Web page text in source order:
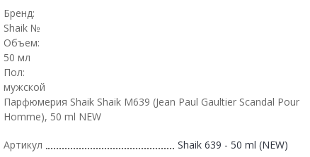
Бренд:
Shaik №
Объем:
50 мл
Пол:
мужской
Парфюмерия Shaik Shaik M639 (Jean Paul Gaultier Scandal Pour
Homme), 50 ml NEW
Артикул Shaik 639 - 50 ml (NEW)